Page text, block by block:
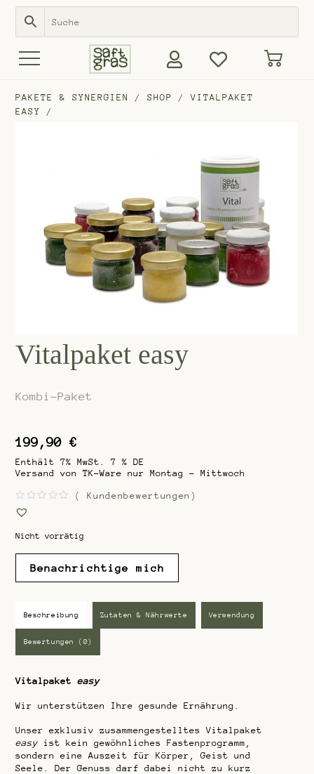
PAKETE & SYNERGIEN /SHOP /VITALPAKET
EASY /
Vitalpaket easy
Kombi-Paket
199,90€
Enthält 7% MwSt. 7 % DE
Versand von TK-Ware nur Montag - Mittwoch
B
e
e
r
i
( Kundenbewertungen)
Nicht vorrätig
Benachrichtige mich
Beschreibung Zutaten & Nährwerte Verwendung
Bewertungen (0)
Vitalpaketeasy
Wir unterstützen Ihre gesunde Ernährung.
Unser exklusiv zusammengestelltes Vitalpaket
easy ist kein gewöhnliches Fastenprogramm,
sondern eine Auszeit für Körper, Geist und
Seele. Der Genuss darf dabei nicht zu kurz